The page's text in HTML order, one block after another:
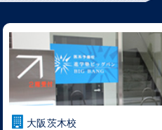
大阪茨木校